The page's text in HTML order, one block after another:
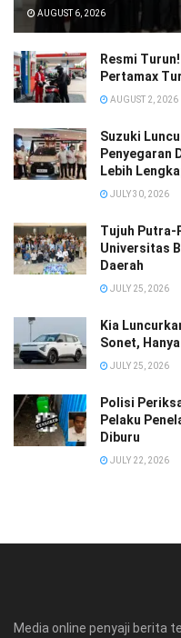
AUGUST 6, 2026
Resmi
Pertamax
AUGUST 2, 2026
Suzuki
Penyegaran
Lebih
JULY 30, 2026
Tujuh Putra-
Universitas
Daerah
JULY 25, 2026
Kia
Sonet,
JULY 25, 2026
Polisi
Pelaku
Diburu
JULY 22, 2026
Media online penyaji berita